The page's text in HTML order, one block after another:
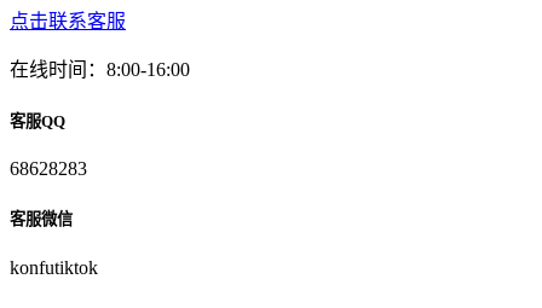
点击联系客服
在线时间：8:00-16:00
客服QQ
68628283
客服微信
konfutiktok